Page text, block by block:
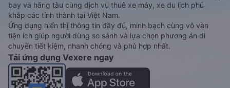
bay và hãng tàu cùng dịch vụ thuê xe máy, xe du lịch phủ
khắp các tỉnh thành tại Việt Nam.
Ứng dụng hiển thị thông tin đầy đủ, minh bạch cùng vô vàn
tiện ích giúp người dùng so sánh và lựa chọn phương án di
chuyển tiết kiệm, nhanh chóng và phù hợp nhất.
Tải ứng dụng Vexere ngay